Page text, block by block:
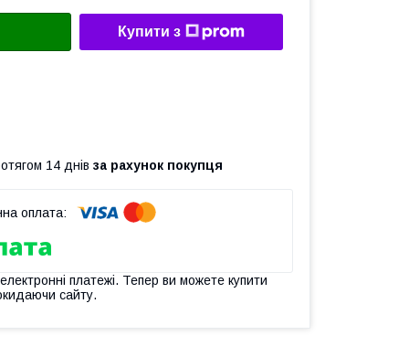
Купити з
14 днів за рахунок покупця
платежі. Тепер ви можете купити
сайту.